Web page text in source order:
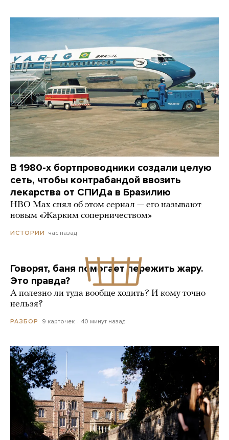
В 1980-х бортпроводники создали целую
сеть, чтобы контрабандой ввозить
лекарства от СПИДа в Бразилию
HBO Max снял об этом сериал — его называют
новым «Жарким соперничеством»
ИСТОРИИ час назад
Говорят, баня помогает пережить жару.
Это правда?
А полезно ли туда вообще ходить? И кому точно
нельзя?
РАЗБОР 9 карточек 40 минут назад